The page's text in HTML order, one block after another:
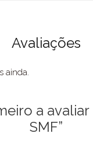
Avaliações
ainda.
a avaliar
SMF”